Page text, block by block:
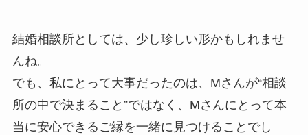
結婚相談所としては、少し珍しい形かもしれませ
んね。
でも、私にとって大事だったのは、Mさんが“相談
所の中で決まること”ではなく、Mさんにとって本
当に安心できるご縁を一緒に見つけることでし